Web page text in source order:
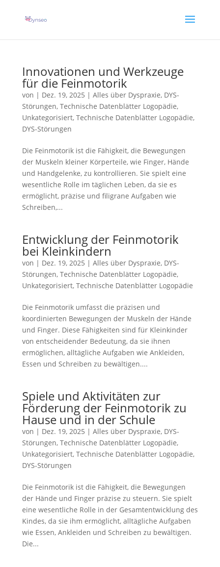
Innovationen und Werkzeuge
für die Feinmotorik
von | Dez. 19, 2025 | Alles über Dyspraxie, DYS-
Störungen, Technische Datenblätter Logopädie,
Unkategorisiert, Technische Datenblätter Logopädie,
DYS-Störungen
Die Feinmotorik ist die Fähigkeit, die Bewegungen
der Muskeln kleiner Körperteile, wie Finger, Hände
und Handgelenke, zu kontrollieren. Sie spielt eine
wesentliche Rolle im täglichen Leben, da sie es
ermöglicht, präzise und filigrane Aufgaben wie
Schreiben,...
Entwicklung der Feinmotorik
bei Kleinkindern
von | Dez. 19, 2025 | Alles über Dyspraxie, DYS-
Störungen, Technische Datenblätter Logopädie,
Unkategorisiert, Technische Datenblätter Logopädie
Die Feinmotorik umfasst die präzisen und
koordinierten Bewegungen der Muskeln der Hände
und Finger. Diese Fähigkeiten sind für Kleinkinder
von entscheidender Bedeutung, da sie ihnen
ermöglichen, alltägliche Aufgaben wie Ankleiden,
Essen und Schreiben zu bewältigen....
Spiele und Aktivitäten zur
Förderung der Feinmotorik zu
Hause und in der Schule
von | Dez. 19, 2025 | Alles über Dyspraxie, DYS-
Störungen, Technische Datenblätter Logopädie,
Unkategorisiert, Technische Datenblätter Logopädie,
DYS-Störungen
Die Feinmotorik ist die Fähigkeit, die Bewegungen
der Hände und Finger präzise zu steuern. Sie spielt
eine wesentliche Rolle in der Gesamtentwicklung des
Kindes, da sie ihm ermöglicht, alltägliche Aufgaben
wie Essen, Ankleiden und Schreiben zu bewältigen.
Die...